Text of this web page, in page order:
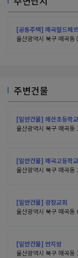
[공동주택] 매곡월드메
울산광역시 북구 매곡동
주변건물
[일반건물] 매산초등학교
울산광역시 북구 매곡동
[일반건물] 매곡고등학교
울산광역시 북구 매곡동
[일반건물] 광장교회
울산광역시 북구 매곡동
[일반건물] 연지암
울산광역시 북구 매곡동